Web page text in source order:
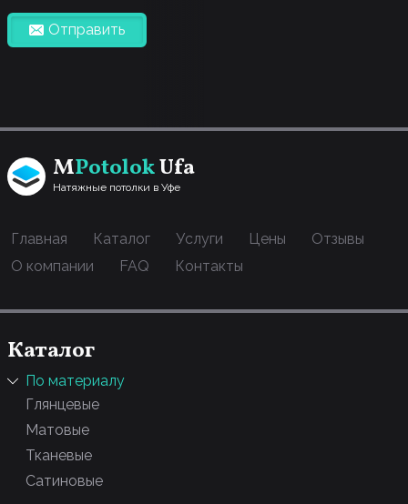
Отправить
MPotolokUfa
Натяжные потолки в Уфе
Главная Каталог Услуги Цены
Отзывы
О компании
FAQ Контакты
Каталог
По материалу
Глянцевые
Матовые
Тканевые
Сатиновые